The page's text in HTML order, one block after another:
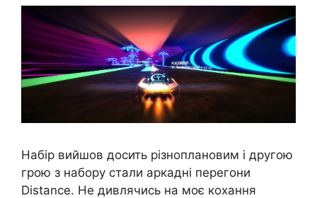
Набір вийшов досить різноплановим і другою
грою з набору стали аркадні перегони
Distance. Не дивлячись на моє кохання